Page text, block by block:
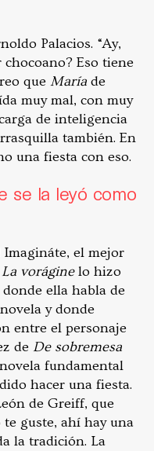
Palacios. “Ay,
Eso tiene
que María de
muy mal, con muy
de inteligencia
también. En
una fiesta con eso.
se la leyó como
el mejor
La voráginelo hizo
donde ella habla de
y donde
entre el personaje
de De sobremesa
fundamental
hacer una fiesta.
de Greiff, que
guste, ahí hay una
la tradición. La